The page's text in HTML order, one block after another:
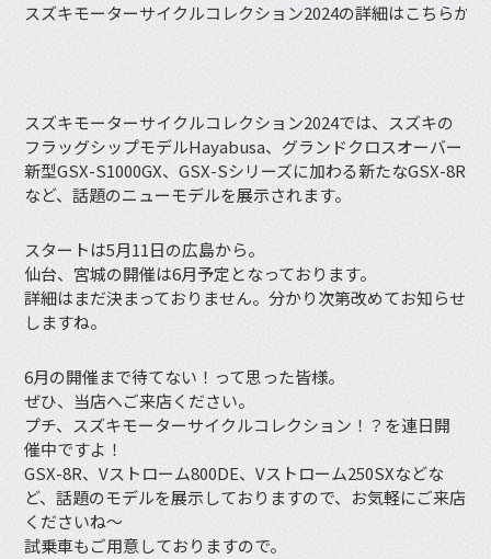
スズキモーターサイクルコレクション2024の詳細はこちらから
スズキモーターサイクルコレクション2024では、スズキの
フラッグシップモデルHayabusa、グランドクロスオーバー
新型GSX-S1000GX、GSX-Sシリーズに加わる新たなGSX-8R
など、話題のニューモデルを展示されます。
スタートは5月11日の広島から。
仙台、宮城の開催は6月予定となっております。
詳細はまだ決まっておりません。分かり次第改めてお知らせ
しますね。
6月の開催まで待てない！って思った皆様。
ぜひ、当店へご来店ください。
プチ、スズキモーターサイクルコレクション！？を連日開
催中ですよ！
GSX-8R、Vストローム800DE、Vストローム250SXなどな
ど、話題のモデルを展示しておりますので、お気軽にご来店
くださいね〜
試乗車もご用意しておりますので。